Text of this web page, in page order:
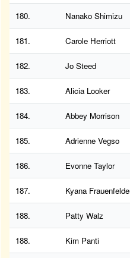
180. Nanako Shimizu
181. Carole Herriott
182. Jo Steed
183. Alicia Looker
184. Abbey Morrison
185. Adrienne Vegso
186. Evonne Taylor
187. Kyana
188. Patty Walz
188. Kim Panti